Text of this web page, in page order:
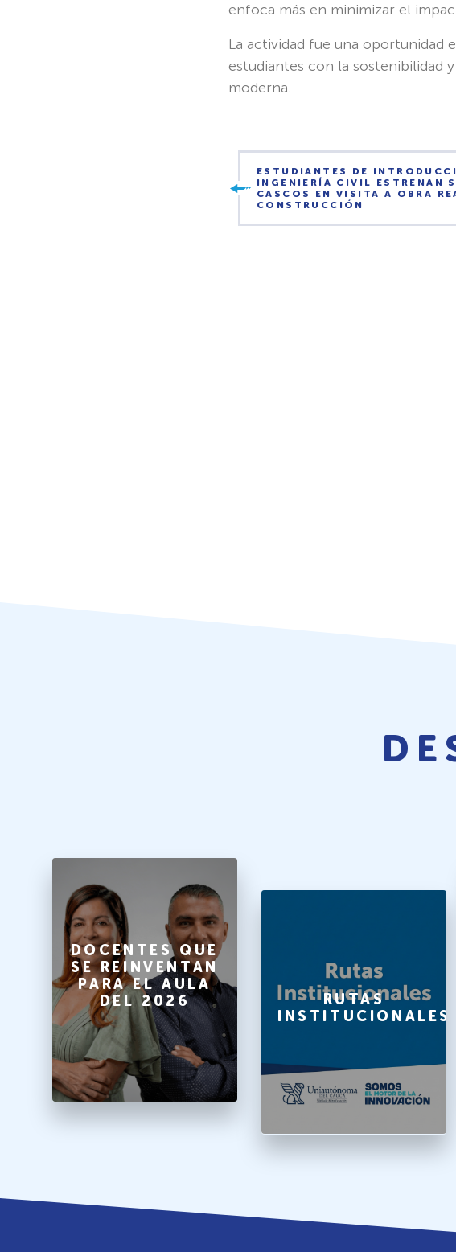
enfoca más en minimizar el
La actividad fue una oportunidad
estudiantes con la sostenibilidad
moderna.
ESTUDIANTES DE
INGENIERÍA CIVIL ESTRENAN
CASCOS EN VISITA A OBRA
CONSTRUCCIÓN
DOCENTES QUE
SE REINVENTAN
PARA EL AULA
DEL 2026
RUTAS
INSTITUCIONALES